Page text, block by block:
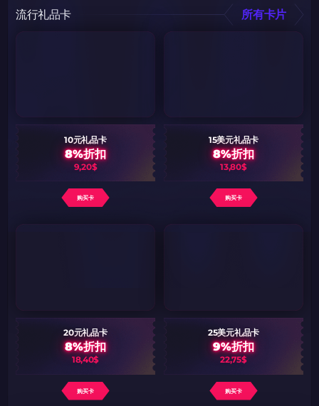
流行礼品卡 所有卡片
10元礼品卡
8%折扣
9,20$
购买卡
15美元礼品卡
8%折扣
13,80$
购买卡
20元礼品卡
8%折扣
18,40$
购买卡
25美元礼品卡
9%折扣
22,75$
购买卡